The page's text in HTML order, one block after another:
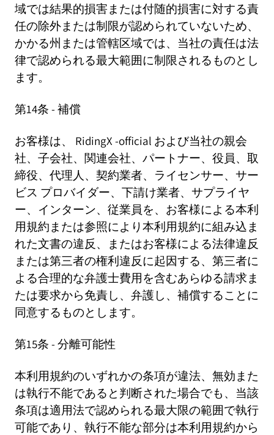
域では結果的損害または付随的損害に対する責
任の除外または制限が認められていないため、
かかる州または管轄区域では、当社の責任は法
律で認められる最大範囲に制限されるものとし
ます。
第14条 - 補償
お客様は、 RidingX -official および当社の親会
社、子会社、関連会社、パートナー、役員、取
締役、代理人、契約業者、ライセンサー、サー
ビス プロバイダー、下請け業者、サプライヤ
ー、インターン、従業員を、お客様による本利
用規約または参照により本利用規約に組み込ま
れた文書の違反、またはお客様による法律違反
または第三者の権利違反に起因する、第三者に
よる合理的な弁護士費用を含むあらゆる請求ま
たは要求から免責し、弁護し、補償することに
同意するものとします。
第15条 - 分離可能性
本利用規約のいずれかの条項が違法、無効また
は執行不能であると判断された場合でも、当該
条項は適用法で認められる最大限の範囲で執行
可能であり、執行不能な部分は本利用規約から